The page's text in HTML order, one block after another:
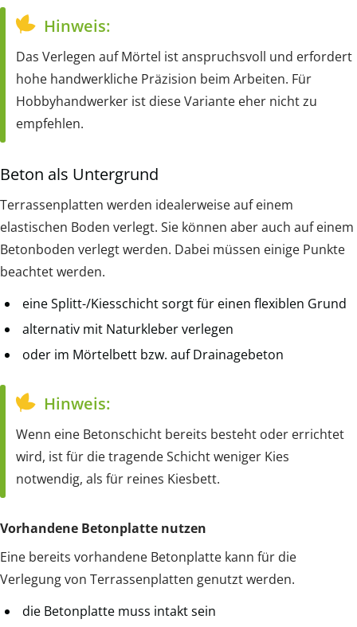
Hinweis:
Das Verlegen auf Mörtel ist anspruchsvoll und erfordert
hohe handwerkliche Präzision beim Arbeiten. Für
Hobbyhandwerker ist diese Variante eher nicht zu
empfehlen.
Beton als Untergrund
Terrassenplatten werden idealerweise auf einem
elastischen Boden verlegt. Sie können aber auch auf einem
Betonboden verlegt werden. Dabei müssen einige Punkte
beachtet werden.
eine Splitt-/Kiesschicht sorgt für einen flexiblen Grund
alternativ mit Naturkleber verlegen
oder im Mörtelbett bzw. auf Drainagebeton
Hinweis:
Wenn eine Betonschicht bereits besteht oder errichtet
wird, ist für die tragende Schicht weniger Kies
notwendig, als für reines Kiesbett.
Vorhandene Betonplatte nutzen
Eine bereits vorhandene Betonplatte kann für die
Verlegung von Terrassenplatten genutzt werden.
die Betonplatte muss intakt sein